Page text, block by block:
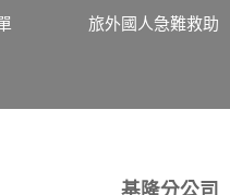
行產生的相關記錄，包括
用者瀏覽器在本網站內部
料或電子郵件給您。本
旅外國人急難救助
基隆分公司